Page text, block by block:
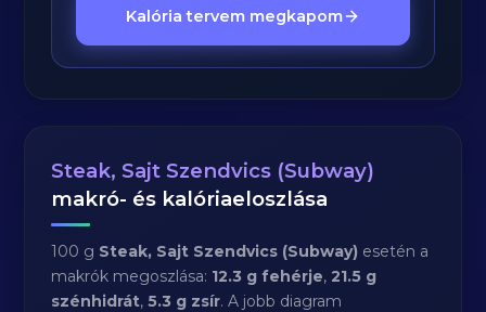
Kalória tervem megkapom
Steak, Sajt Szendvics (Subway)
makró- és kalóriaeloszlása
100 g Steak, Sajt Szendvics (Subway) esetén a
makrók megoszlása: 12.3 g fehérje,21.5 g
szénhidrát,5.3 g zsír. A jobb diagram